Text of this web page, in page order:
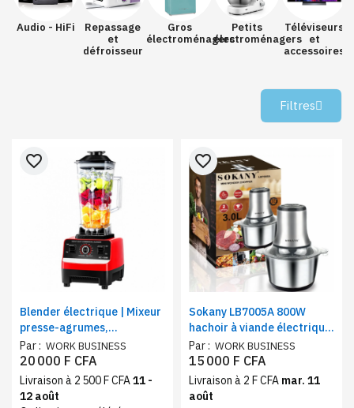
Audio - HiFi
Repassage
et
défroisseur
Gros
électroménagers
Petits
électroménagers
Téléviseurs
et
accessoires
Filtres
Blender électrique | Mixeur
presse-agrumes,
mélangeur extracteur de
fruits.
Par : WORK BUSINESS
favorite_border
20 000 F CFA
Livraison à 2 500 F CFA11 -
12 août
Sokany LB7005A 800W
hachoir à viande électrique
en acier inoxydable avec bol
en acier inox | Capacité 3
litres.
Par : WORK BUSINESS
favorite_border
15 000 F CFA
Livraison à 2 F CFA mar. 11
août